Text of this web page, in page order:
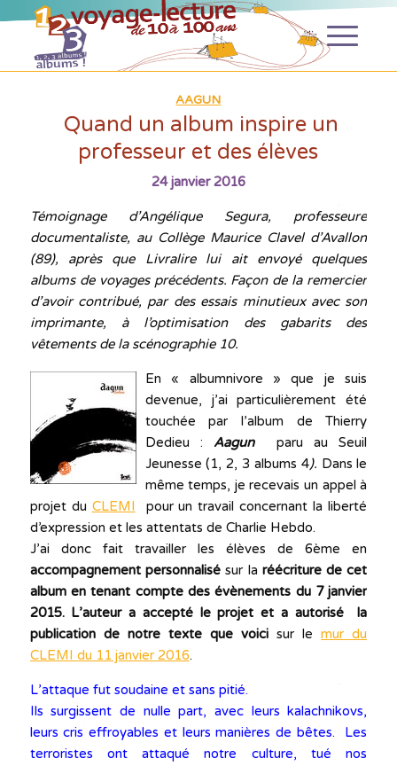
AAGUN
Quand un album inspire un
professeur et des élèves
24 janvier 2016
Témoignage d’Angélique Segura, professeure
documentaliste, au Collège Maurice Clavel d’Avallon
(89), après que Livralire lui ait envoyé quelques
albums de voyages précédents. Façon de la remercier
d’avoir contribué, par des essais minutieux avec son
imprimante, à l’optimisation des gabarits des
vêtements de la scénographie 10.
En « albumnivore » que je suis
devenue, j’ai particulièrement été
touchée par l’album de Thierry
Dedieu : Aagun paru au Seuil
Jeunesse (1, 2, 3 albums 4). Dans le
même temps, je recevais un appel à
projet du CLEMI pour un travail concernant la liberté
d’expression et les attentats de Charlie Hebdo.
J’ai donc fait travailler les élèves de 6ème en
accompagnement personnalisésur la réécriture de cet
album en tenant compte des évènements du 7 janvier
2015. L’auteur a accepté le projet et a autorisé la
publication de notre texte que voicisur lemur du
CLEMI du 11 janvier 2016.
L’attaque fut soudaine et sans pitié.
Ils surgissent de nulle part, avec leurs kalachnikovs,
leurs cris effroyables et leurs manières de bêtes. Les
terroristes ont attaqué notre culture, tué nos